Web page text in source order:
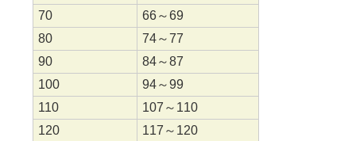
70
66～69
80
74～77
90
84～87
100
94～99
110
107～110
120
117～120